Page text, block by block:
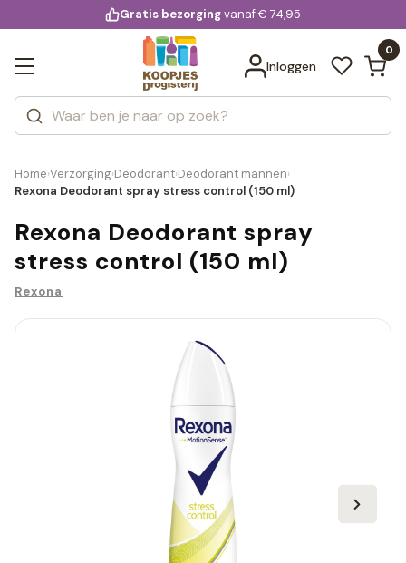
voor 20:00 uur besteld
Gratis bezorgingvanaf € 74,95
Inloggen
0
Zoeken
Categorieën
Merken
Bekijk alle resultaten
Home›Verzorging›Deodorant›Deodorant mannen›
Rexona Deodorant spray stress control (150 ml)
Rexona Deodorant spray
stress control (150 ml)
Rexona